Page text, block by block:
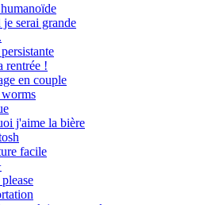
je serai grande
rentrée !
en couple
j'aime la bière
facile